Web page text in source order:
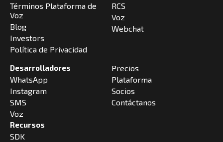
Términos Plataforma de
Voz
Blog
Investors
Política de Privacidad
RCS
Voz
Webchat
Desarrolladores
WhatsApp
Instagram
SMS
Voz
Recursos
SDK
Precios
Plataforma
Socios
Contáctanos